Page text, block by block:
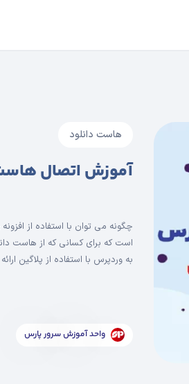
هاست دانلود
آموزش اتصال
چگونه می توان با استفاده از
است که برای کسانی که از هاست
به وردپرس با استفاده از پلاگین
واحد آموزش سرور پارس